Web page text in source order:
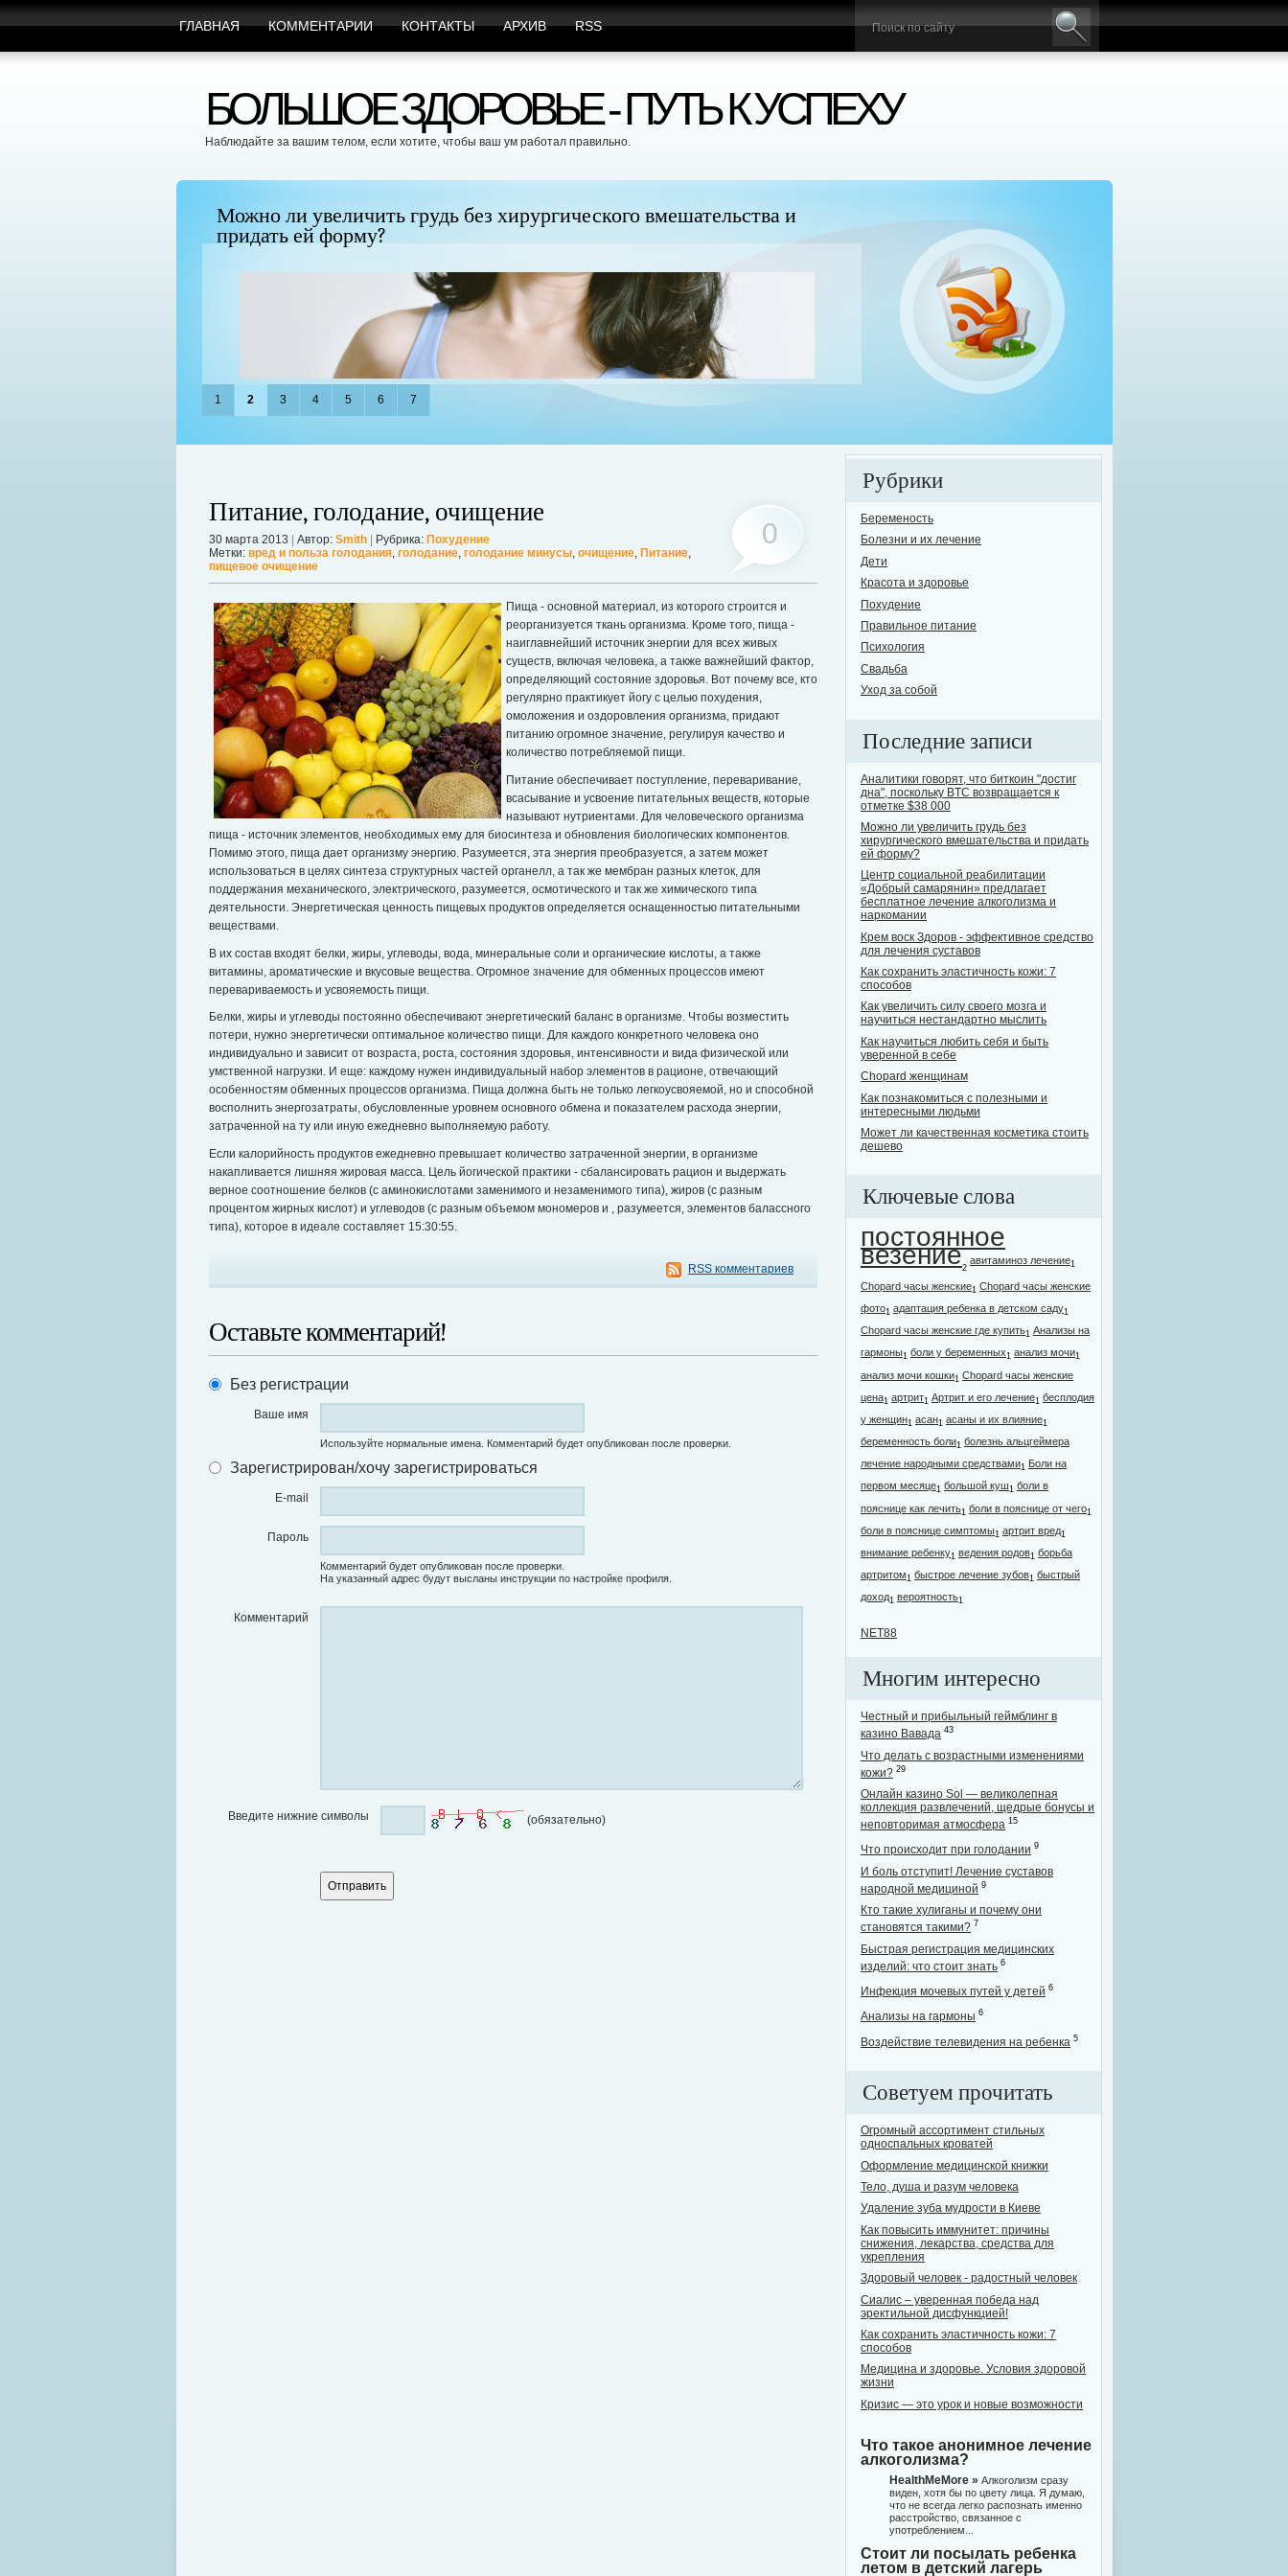
ГЛАВНАЯ КОММЕНТАРИИ КОНТАКТЫ АРХИВ RSS
БОЛЬШОЕ ЗДОРОВЬЕ - ПУТЬ К УСПЕХУ
Наблюдайте за вашим телом, если хотите, чтобы ваш ум работал правильно.
Можно ли увеличить грудь без хирургического вмешательства и
придать ей форму?
Можно ли увеличить грудь без операции? Таким вопросом задаются многие женщины, желающие поддерживать
себя в форме. Давайте же подробнее рассмотрим этот вопрос. А для того, чтобы легче было понять о чем идет
речь, нужно углубиться в анатомию.Далее...
бесплатное лечение алкоголизма и наркомании
Хотелось бы поднять одну из самых острых и в то же время опасных проблем
могут назвать себя трезвенниками. Остальные варьируются, от "пьющих
Далее...
1 2 3 4 5 6 7
Питание, голодание, очищение
30 марта 2013 Автор: Smith Рубрика: Похудение
Метки: вред и польза голодания, голодание, голодание минусы, очищение, Питание,
пищевое очищение
0
Пища - основной материал, из которого строится и
реорганизуется ткань организма. Кроме того, пища -
наиглавнейший источник энергии для всех живых
существ, включая человека, а также важнейший фактор,
определяющий состояние здоровья. Вот почему все, кто
регулярно практикует йогу с целью похудения,
омоложения и оздоровления организма, придают
питанию огромное значение, регулируя качество и
количество потребляемой пищи.
Питание обеспечивает поступление, переваривание,
всасывание и усвоение питательных веществ, которые
называют нутриентами. Для человеческого организма
пища - источник элементов, необходимых ему для биосинтеза и обновления биологических компонентов.
Помимо этого, пища дает организму энергию. Разумеется, эта энергия преобразуется, а затем может
использоваться в целях синтеза структурных частей органелл, а так же мембран разных клеток, для
поддержания механического, электрического, разумеется, осмотического и так же химического типа
деятельности. Энергетическая ценность пищевых продуктов определяется оснащенностью питательными
веществами.
В их состав входят белки, жиры, углеводы, вода, минеральные соли и органические кислоты, а также
витамины, ароматические и вкусовые вещества. Огромное значение для обменных процессов имеют
перевариваемость и усвояемость пищи.
Белки, жиры и углеводы постоянно обеспечивают энергетический баланс в организме. Чтобы возместить
потери, нужно энергетически оптимальное количество пищи. Для каждого конкретного человека оно
индивидуально и зависит от возраста, роста, состояния здоровья, интенсивности и вида физической или
умственной нагрузки. И еще: каждому нужен индивидуальный набор элементов в рационе, отвечающий
особенностям обменных процессов организма. Пища должна быть не только легкоусвояемой, но и способной
восполнить энергозатраты, обусловленные уровнем основного обмена и показателем расхода энергии,
затраченной на ту или иную ежедневно выполняемую работу.
Если калорийность продуктов ежедневно превышает количество затраченной энергии, в организме
накапливается лишняя жировая масса. Цель йогической практики - сбалансировать рацион и выдержать
верное соотношение белков (с аминокислотами заменимого и незаменимого типа), жиров (с разным
процентом жирных кислот) и углеводов (с разным объемом мономеров и , разумеется, элементов балассного
типа), которое в идеале составляет 15:30:55.
RSS комментариев
Оставьте комментарий!
Без регистрации
Ваше имя
Используйте нормальные имена. Комментарий будет опубликован после проверки.
Зарегистрирован/хочу зарегистрироваться
E-mail
Пароль
Комментарий будет опубликован после проверки.
На указанный адрес будут высланы инструкции по настройке профиля.
Комментарий
Введите нижние символы (обязательно)
Рубрики
Беременость
Болезни и их лечение
Дети
Красота и здоровье
Похудение
Правильное питание
Психология
Свадьба
Уход за собой
Последние записи
Аналитики говорят, что биткоин "достиг
дна", поскольку BTC возвращается к
отметке $38 000
Можно ли увеличить грудь без
хирургического вмешательства и придать
ей форму?
Центр социальной реабилитации
«Добрый самарянин» предлагает
бесплатное лечение алкоголизма и
наркомании
Крем воск Здоров - эффективное средство
для лечения суставов
Как сохранить эластичность кожи: 7
способов
Как увеличить силу своего мозга и
научиться нестандартно мыслить
Как научиться любить себя и быть
уверенной в себе
Chopard женщинам
Как познакомиться с полезными и
интересными людьми
Может ли качественная косметика стоить
дешево
Ключевые слова
постоянное
везение2
авитаминоз лечение1
Chopard часы женские1 Chopard часы женские
фото1 адаптация ребенка в детском саду1
Chopard часы женские где купить1 Анализы на
гармоны1 боли у беременных1 анализ мочи1
анализ мочи кошки1 Chopard часы женские
цена1 артрит1 Артрит и его лечение1 бесплодия
у женщин1 асан1 асаны и их влияние1
беременность боли1 болезнь альцгеймера
лечение народными средствами1 Боли на
первом месяце1 большой куш1 боли в
пояснице как лечить1 боли в пояснице от чего1
боли в пояснице симптомы1 артрит вред1
внимание ребенку1 ведения родов1 борьба
артритом1 быстрое лечение зубов1 быстрый
доход1 вероятность1
NET88
Многим интересно
Честный и прибыльный геймблинг в
казино Вавада 43
Что делать с возрастными изменениями
кожи? 29
Онлайн казино Sol — великолепная
коллекция развлечений, щедрые бонусы и
неповторимая атмосфера 15
Что происходит при голодании 9
И боль отступит! Лечение суставов
народной медициной 9
Кто такие хулиганы и почему они
становятся такими? 7
Быстрая регистрация медицинских
изделий: что стоит знать 6
Инфекция мочевых путей у детей 6
Анализы на гармоны 6
Воздействие телевидения на ребенка 5
Советуем прочитать
Огромный ассортимент стильных
односпальных кроватей
Оформление медицинской книжки
Тело, душа и разум человека
Удаление зуба мудрости в Киеве
Как повысить иммунитет: причины
снижения, лекарства, средства для
укрепления
Здоровый человек - радостный человек
Сиалис – уверенная победа над
эректильной дисфункцией!
Как сохранить эластичность кожи: 7
способов
Медицина и здоровье. Условия здоровой
жизни
Кризис — это урок и новые возможности
Что такое анонимное лечение
алкоголизма?
HealthMeMore » Алкоголизм сразу
виден, хотя бы по цвету лица. Я думаю,
что не всегда легко распознать именно
расстройство, связанное с
употреблением...
Стоит ли посылать ребенка
летом в детский лагерь